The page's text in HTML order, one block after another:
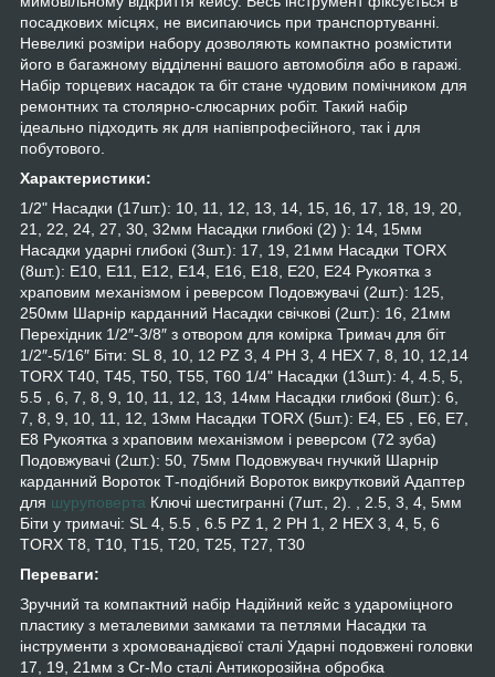
посадкових місцях, не висипаючись при транспортуванні.
Невеликі розміри набору дозволяють компактно розмістити
його в багажному відділенні вашого автомобіля або в гаражі.
Набір торцевих насадок та біт стане чудовим помічником для
ремонтних та столярно-слюсарних робіт. Такий набір
ідеально підходить як для напівпрофесійного, так і для
побутового.
Характеристики:
1/2" Насадки (17шт.): 10, 11, 12, 13, 14, 15, 16, 17, 18, 19, 20,
21, 22, 24, 27, 30, 32мм Насадки глибокі (2) ): 14, 15мм
Насадки ударні глибокі (3шт.): 17, 19, 21мм Насадки TORX
(8шт.): E10, E11, E12, E14, E16, E18, E20, E24 Рукоятка з
храповим механізмом і реверсом Подовжувачі (2шт.): 125,
250мм Шарнір карданний Насадки свічкові (2шт.): 16, 21мм
Перехідник 1/2″-3/8″ з отвором для комірка Тримач для біт
1/2″-5/16″ Біти: SL 8, 10, 12 PZ 3, 4 PH 3, 4 HEX 7, 8, 10, 12,14
TORX T40, T45, T50, T55, T60 1/4" Насадки (13шт.): 4, 4.5, 5,
5.5 , 6, 7, 8, 9, 10, 11, 12, 13, 14мм Насадки глибокі (8шт.): 6,
7, 8, 9, 10, 11, 12, 13мм Насадки TORX (5шт.): E4, E5 , E6, E7,
E8 Рукоятка з храповим механізмом і реверсом (72 зуба)
Подовжувачі (2шт.): 50, 75мм Подовжувач гнучкий Шарнір
карданний Вороток Т-подібний Вороток викрутковий Адаптер
для шуруповерта Ключі шестигранні (7шт., 2). , 2.5, 3, 4, 5мм
Біти у тримачі: SL 4, 5.5 , 6.5 PZ 1, 2 PH 1, 2 HEX 3, 4, 5, 6
TORX T8, T10, T15, T20, T25, T27, T30
Переваги:
Зручний та компактний набір Надійний кейс з удароміцного
пластику з металевими замками та петлями Насадки та
інструменти з хромованадієвої сталі Ударні подовжені головки
17, 19, 21мм з Cr-Mo сталі Антикорозійна обробка